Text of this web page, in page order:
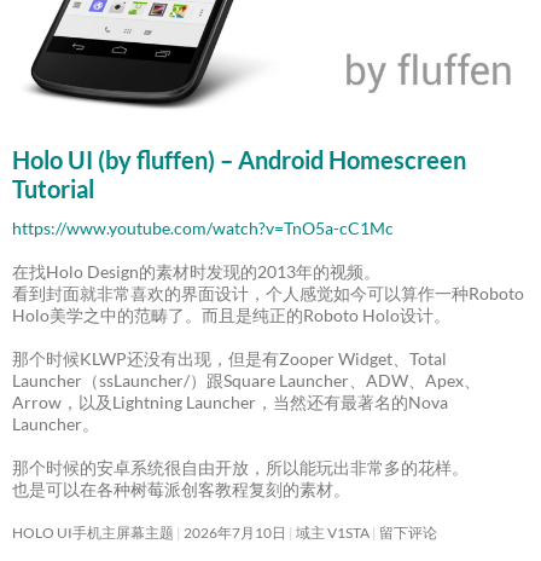
Holo UI (by fluffen) – Android Homescreen
Tutorial
https://www.youtube.com/watch?v=TnO5a-cC1Mc
在找Holo Design的素材时发现的2013年的视频。
看到封面就非常喜欢的界面设计，个人感觉如今可以算作一种Roboto
Holo美学之中的范畴了。而且是纯正的Roboto Holo设计。
那个时候KLWP还没有出现，但是有Zooper Widget、Total
Launcher（ssLauncher/）跟Square Launcher、ADW、Apex、
Arrow，以及Lightning Launcher，当然还有最著名的Nova
Launcher。
那个时候的安卓系统很自由开放，所以能玩出非常多的花样。
也是可以在各种树莓派创客教程复刻的素材。
HOLO UI手机主屏幕主题 2026年7月10日 域主 V1STA 留下评论